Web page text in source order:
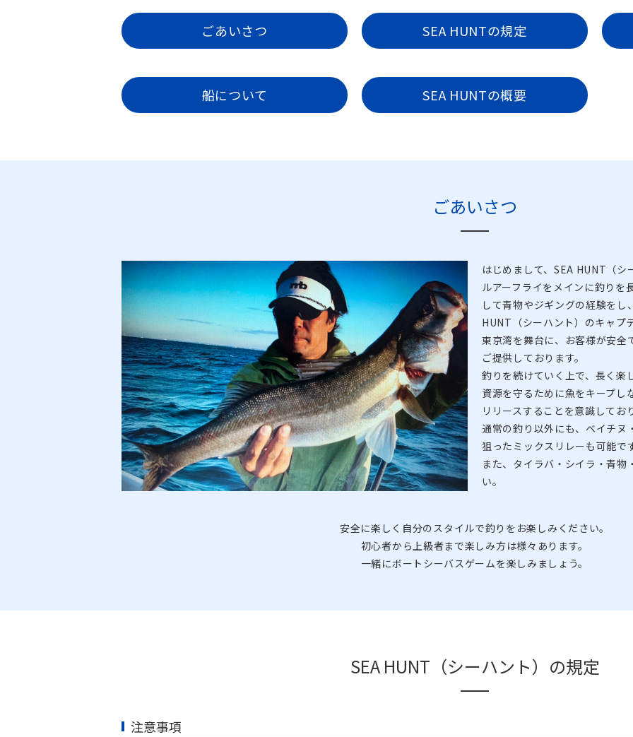
ごあいさつ SEA HUNTの規定
船について SEA HUNTの概要
ごあいさつ
はじめまして、SEA HUNT（
ルアーフライをメインに釣りを
して青物やジギングの経験を
HUNT（シーハント）のキャプ
東京湾を舞台に、お客様が安全
ご提供しております。
釣りを続けていく上で、長く楽
資源を守るために魚をキープ
リリースすることを意識してお
通常の釣り以外にも、ベイチ
狙ったミックスリレーも可能で
また、タイラバ・シイラ・青
い。
安全に楽しく自分のスタイルで釣りをお楽しみください。
初心者から上級者まで楽しみ方は様々あります。
一緒にボートシーバスゲームを楽しみましょう。
SEA HUNT（シーハント）の規定
注意事項